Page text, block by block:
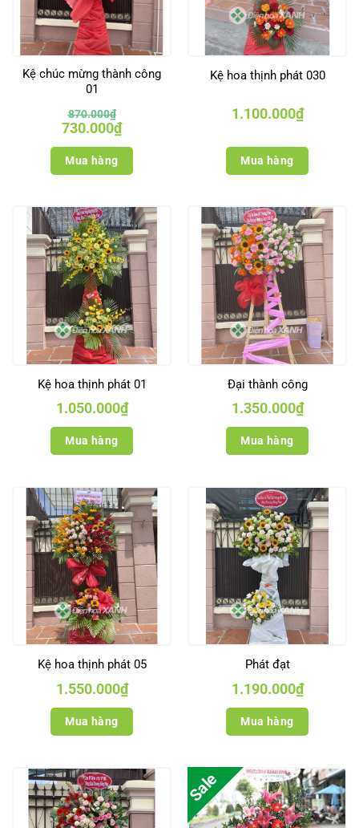
Kệ chúc mừng thành công
01
870.000₫
Giá
gốc
là:
870.000₫.
730.000₫Giá
hiện
tại
Mua hàng
Kệ hoa thịnh phát 030
1.100.000₫
Mua hàng
Kệ hoa thịnh phát 01
1.050.000₫
Mua hàng
Đại thành công
1.350.000₫
Mua hàng
Kệ hoa thịnh phát 05
1.550.000₫
Mua hàng
Phát đạt
1.190.000₫
Mua hàng
Sale